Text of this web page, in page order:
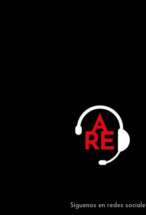
Síguenos en redes